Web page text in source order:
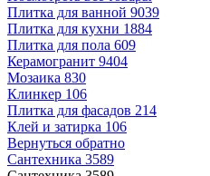
Плитка для ванной 9039
Плитка для кухни 1884
Плитка для пола 609
Керамогранит 9404
Мозаика 830
Клинкер 106
Плитка для фасадов 214
Клей и затирка 106
Вернуться обратно
Сантехника 3589